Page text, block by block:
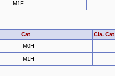
M1F
Cat Cla. Cat
M0H
M1H